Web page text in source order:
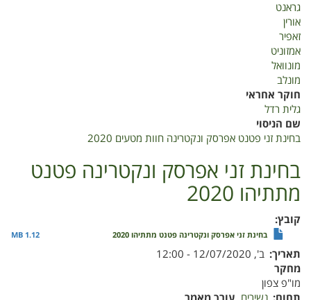
גראנט
אורין
זאפיר
אמזוניט
מונוואל
מונלב
חוקר אחראי
גלית רדל
שם הניסוי
בחינת זני פטנט אפרסק ונקטרינה חוות מטעים 2020
בחינת זני אפרסק ונקטרינה פטנט
מתתיהו 2020
קובץ
בחינת זני אפרסק ונקטרינה פטנט מתתיהו 2020 1.12 MB
תאריך ב', 12/07/2020 - 12:00
מחקר
מו"פ צפון